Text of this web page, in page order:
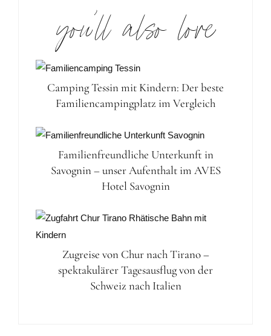
you’ll also love
Camping Tessin mit Kindern: Der beste
Familiencampingplatz im Vergleich
Familienfreundliche Unterkunft in
Savognin – unser Aufenthalt im AVES
Hotel Savognin
Zugreise von Chur nach Tirano –
spektakulärer Tagesausflug von der
Schweiz nach Italien